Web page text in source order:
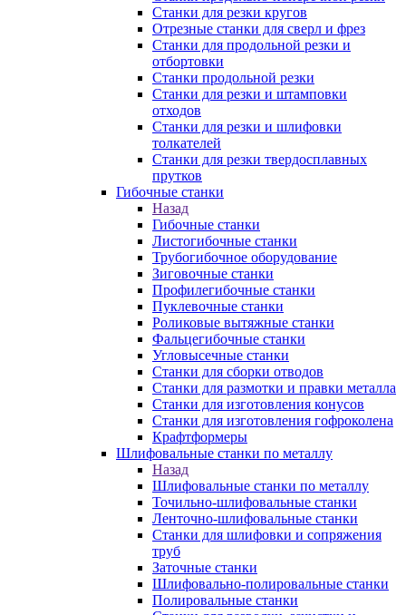
Станки для резки кругов
Отрезные станки для сверл и фрез
Станки для продольной резки и
отбортовки
Станки продольной резки
Станки для резки и штамповки
отходов
Станки для резки и шлифовки
толкателей
Станки для резки твердосплавных
прутков
Гибочные станки
Назад
Гибочные станки
Листогибочные станки
Трубогибочное оборудование
Зиговочные станки
Профилегибочные станки
Пуклевочные станки
Роликовые вытяжные станки
Фальцегибочные станки
Угловысечные станки
Станки для сборки отводов
Станки для размотки и правки металла
Станки для изготовления конусов
Станки для изготовления гофроколена
Крафтформеры
Шлифовальные станки по металлу
Назад
Шлифовальные станки по металлу
Точильно-шлифовальные станки
Ленточно-шлифовальные станки
Станки для шлифовки и сопряжения
труб
Заточные станки
Шлифовально-полировальные станки
Полировальные станки